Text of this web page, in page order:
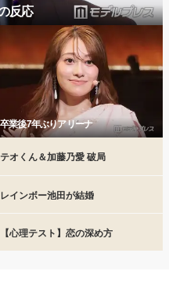
反応
卒業後7年ぶりアリーナ
テオくん＆加藤乃愛 破局
レインボー池田が結婚
【心理テスト】恋の深め方